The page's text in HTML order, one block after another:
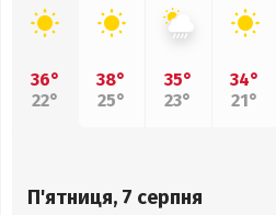
36°
22°
38°
25°
35°
23°
34°
21°
П'ятниця, 7 серпня